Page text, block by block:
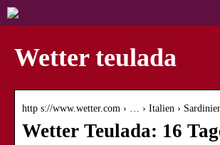
Wetter teulada
http s://www.wetter.com › … › Italien ›
Wetter Teulada: 16